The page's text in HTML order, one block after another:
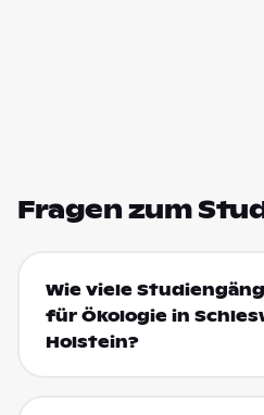
Fragen zum
Wie viele
für Ökologie in
Holstein?